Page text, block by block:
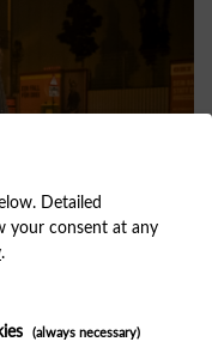
Detailed
your consent at any
.
(always necessary)